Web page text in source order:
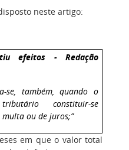
neste artigo:
efeitos - Redação
se, também, quando o
constituir-se
multa ou de juros;”
em que o valor total